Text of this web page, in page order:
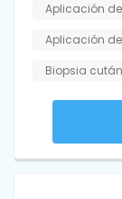
Aplicación
Aplicación
Biopsia